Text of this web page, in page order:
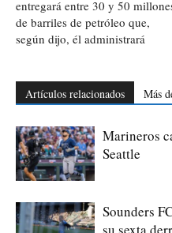
entregará entre 30 y 50
de barriles de petróleo que,
según dijo, él administrará
Artículos relacionados Más
Marineros
Seattle
Sounders